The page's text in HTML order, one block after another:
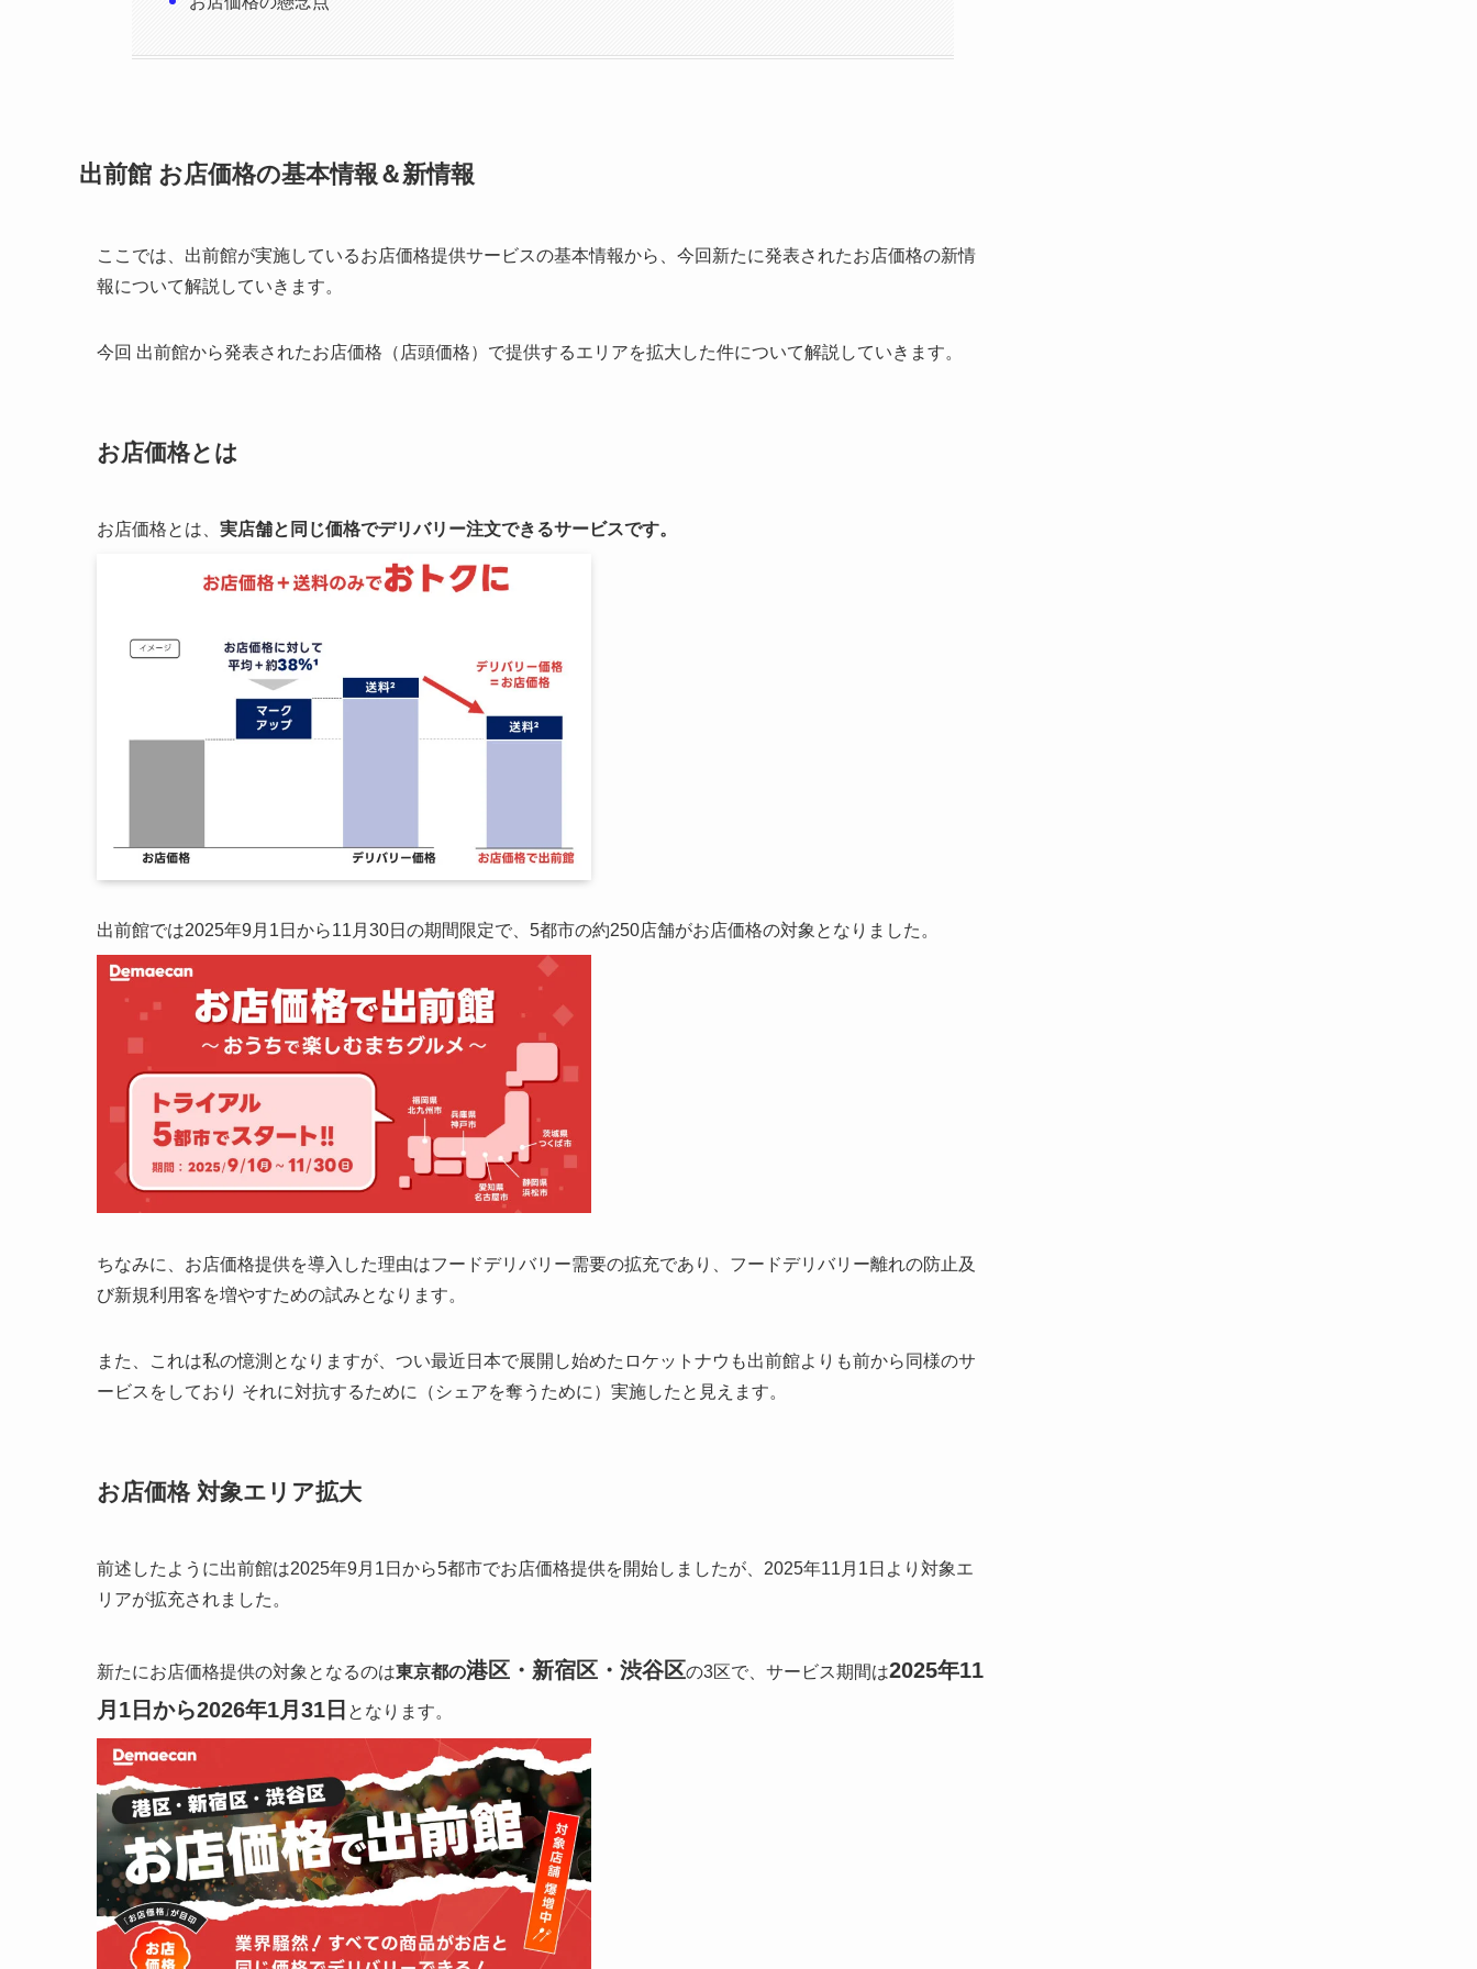
出前館 お店価格の基本情報＆新情報
ここでは、出前館が実施しているお店価格提供サービスの基本情報から、今回新たに発表されたお店価格の新情
報について解説していきます。
今回 出前館から発表されたお店価格（店頭価格）で提供するエリアを拡大した件について解説していきます。
お店価格とは
お店価格とは、 実店舗と同じ価格でデリバリー注文できるサービスです。
出前館では2025年9月1日から11月30日の期間限定で、5都市の約250店舗がお店価格の対象となりました。
ちなみに、お店価格提供を導入した理由はフードデリバリー需要の拡充であり、フードデリバリー離れの防止及
び新規利用客を増やすための試みとなります。
また、これは私の憶測となりますが、つい最近日本で展開し始めたロケットナウも出前館よりも前から同様のサ
ービスをしており それに対抗するために（シェアを奪うために）実施したと見えます。
お店価格 対象エリア拡大
前述したように出前館は2025年9月1日から5都市でお店価格提供を開始しましたが、2025年11月1日より対象エ
リアが拡充されました。
新たにお店価格提供の対象となるのは東京都の港区・新宿区・渋谷区の3区で、サービス期間は2025年11
月1日から2026年1月31日 となります。